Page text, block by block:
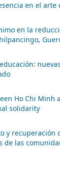
en el arte
en la
Ho Chi Minh
solidarity
y recuperación
de las